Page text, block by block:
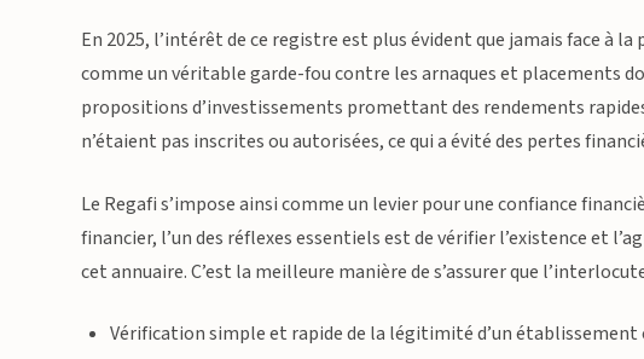
En 2025, l’intérêt de ce registre est plus évident que jamais face à
comme un véritable garde-fou contre les arnaques et placements
propositions d’investissements promettant des rendements
n’étaient pas inscrites ou autorisées, ce qui a évité des pertes
Le Regafi s’impose ainsi comme un levier pour une confiance
financier, l’un des réflexes essentiels est de vérifier l’existence et
cet annuaire. C’est la meilleure manière de s’assurer que
Vérification simple et rapide de la légitimité d’un établissement